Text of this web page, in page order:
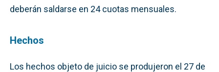
deberán saldarse en 24 cuotas mensuales.
Hechos
Los hechos objeto de juicio se produjeron el 27 de